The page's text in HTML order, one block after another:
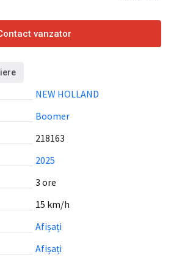
vanzator
NEW HOLLAND
Boomer
218163
2025
3 ore
15 km/h
Afișați
Afișați